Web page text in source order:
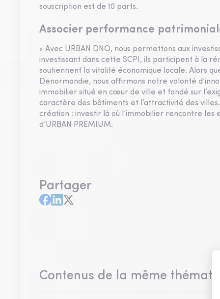
souscription est de 10 parts.
Associer performance
« Avec URBAN DNO, nous permettons aux
investissant dans cette SCPI, ils participent à la
soutiennent la vitalité économique locale. Alors
Denormandie, nous affirmons notre volonté
immobilier situé en cœur de ville et fondé sur
caractère des bâtiments et l’attractivité des villes.
création : investir là où l’immobilier rencontre les
d’URBAN PREMIUM.
Partager
Contenus de la même